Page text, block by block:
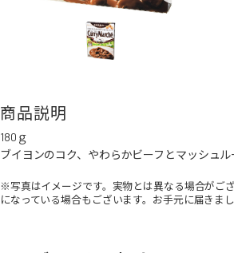
商品説明
180ｇ
ブイヨンのコク、やわらかビーフとマッシュル
※写真はイメージです。実物とは異なる場合がご
になっている場合もございます。お手元に届きま